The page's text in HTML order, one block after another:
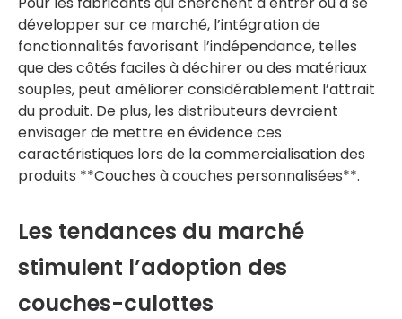
développer sur ce marché, l’intégration de
fonctionnalités favorisant l’indépendance, telles
que des côtés faciles à déchirer ou des matériaux
souples, peut améliorer considérablement l’attrait
du produit. De plus, les distributeurs devraient
envisager de mettre en évidence ces
caractéristiques lors de la commercialisation des
produits **Couches à couches personnalisées**.
Les tendances du marché
stimulent l’adoption des
couches-culottes